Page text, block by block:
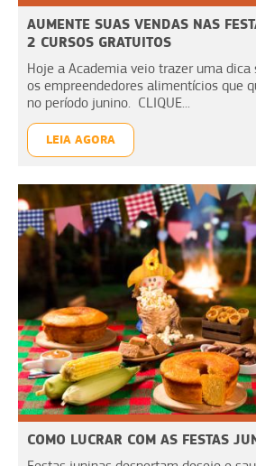
AUMENTE SUAS VENDAS NAS
2 CURSOS GRATUITOS
Hoje a Academia veio trazer uma dica
os empreendedores alimentícios que
no período junino. CLIQUE...
LEIA AGORA
COMO LUCRAR COM AS FESTAS